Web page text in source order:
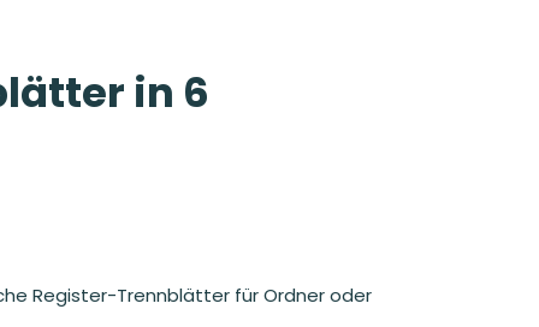
in 6
Register-Trennblätter für Ordner oder